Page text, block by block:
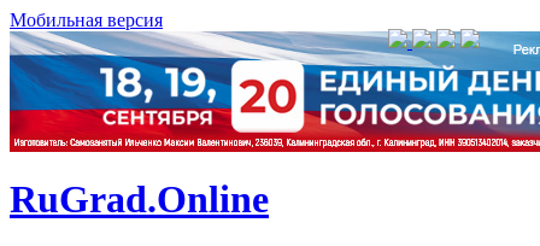
Мобильная версия
RuGrad.Online